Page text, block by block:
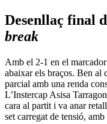
Desenllaç final
break
Amb el 2-1 en el
abaixar els braços. Ben al
parcial amb una renda
L’Instercap Asisa
cara al partit i va anar
set carregat de tensió,